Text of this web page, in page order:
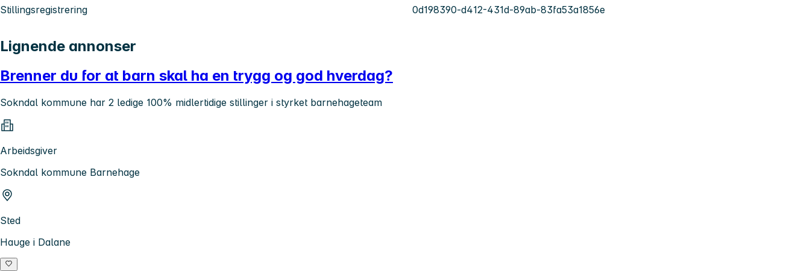
Stillingsregistrering
0d198390-d412-431d-89ab-83fa53a1856e
Lignende annonser
Brenner du for at barn skal ha en trygg og god hverdag?
Sokndal kommune har 2 ledige 100% midlertidige stillinger i styrket barnehageteam
Arbeidsgiver
Sokndal kommune Barnehage
Sted
Hauge i Dalane